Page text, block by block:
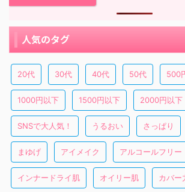
人気のタグ
20代 30代 40代 50代 500
1000円以下 1500円以下 2000円以下
SNSで大人気！ うるおい さっぱり
まゆげ アイメイク アルコールフリー
インナードライ肌 オイリー肌 カバー